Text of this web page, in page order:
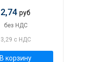
2,74руб
без НДС
3,29 с НДС
В корзину